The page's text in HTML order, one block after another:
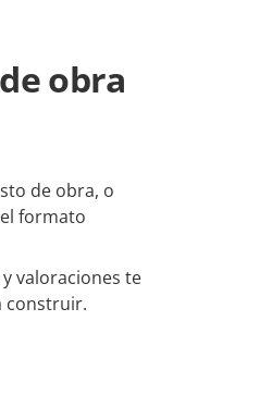
obra
de obra, o
formato
valoraciones te
construir.